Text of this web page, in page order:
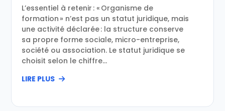
L’essentiel à retenir : « Organisme de
formation » n’est pas un statut juridique, mais
une activité déclarée : la structure conserve
sa propre forme sociale, micro-entreprise,
société ou association. Le statut juridique se
choisit selon le chiffre...
LIRE PLUS